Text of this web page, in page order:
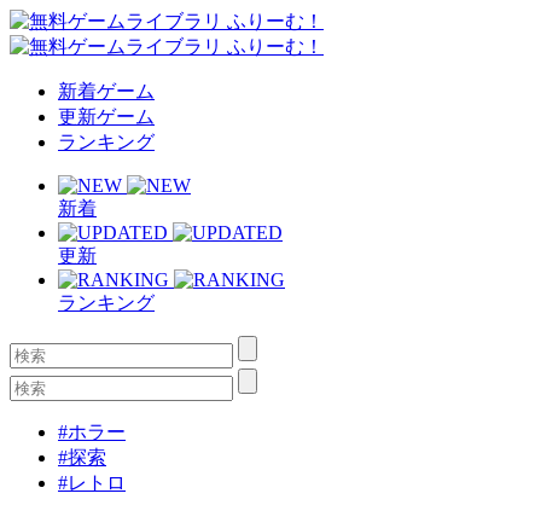
新着ゲーム
更新ゲーム
ランキング
新着
更新
ランキング
#ホラー
#探索
#レトロ